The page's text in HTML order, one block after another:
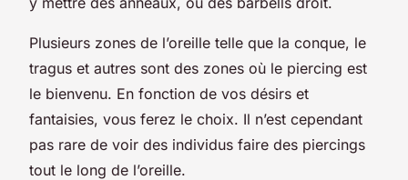
Plusieurs zones de l’oreille telle que la conque, le
tragus et autres sont des zones où le piercing est
le bienvenu. En fonction de vos désirs et
fantaisies, vous ferez le choix. Il n’est cependant
pas rare de voir des individus faire des piercings
tout le long de l’oreille.